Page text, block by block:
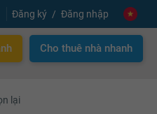
Đăng ký Đăng nhập
Cho thuê nhà nhanh
lại